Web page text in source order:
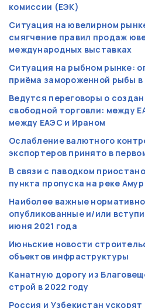
комиссии (ЕЭК)
Ситуация на ювелирном
смягчение правил продаж
международных выставках
Ситуация на рыбном рынке:
приёма замороженной рыбы
Ведутся переговоры о
свободной торговли: между
между ЕАЭС и Ираном
Ослабление валютного
экспортеров принято в
В связи с паводком
пункта пропуска на реке
Наиболее важные
опубликованные и/или
июня 2021 года
Июньские новости
объектов инфраструктуры
Канатную дорогу из
строй в 2022 году
Россия и Узбекистан